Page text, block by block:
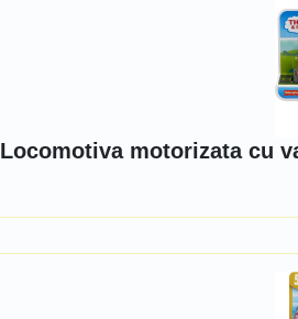
Locomotiva motorizata cu